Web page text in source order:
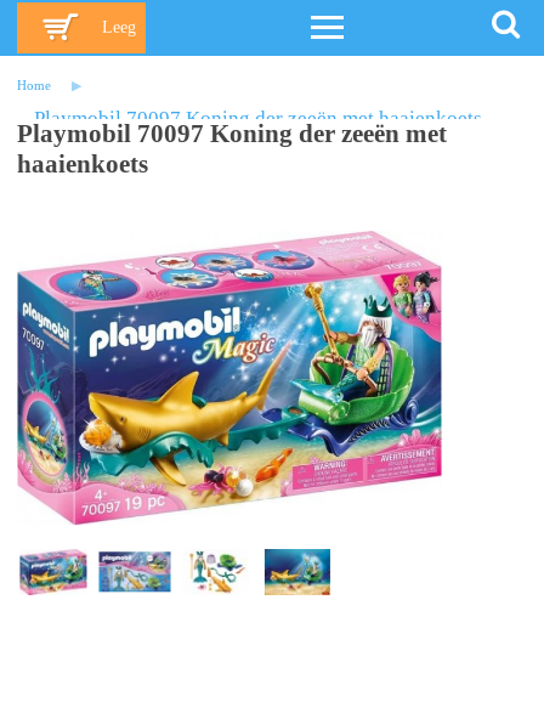
Leeg
Home
Playmobil 70097 Koning der zeeën met haaienkoets
Playmobil 70097 Koning der zeeën met
haaienkoets